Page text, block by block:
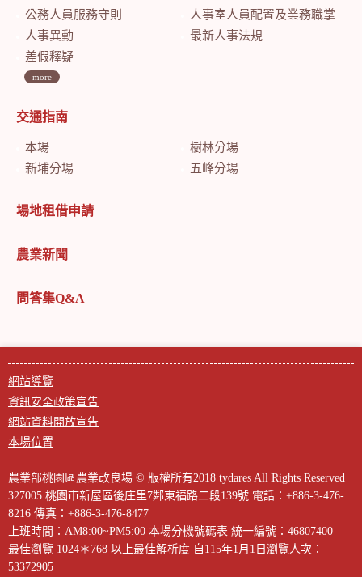
公務人員服務守則
人事室人員配置及業務職掌
人事異動
最新人事法規
差假釋疑
more
交通指南
本場
樹林分場
新埔分場
五峰分場
場地租借申請
農業新聞
問答集Q&A
網站導覽
資訊安全政策宣告
網站資料開放宣告
本場位置
農業部桃園區農業改良場 © 版權所有2018 tydares All Rights Reserved
327005 桃園市新屋區後庄里7鄰東福路二段139號 電話：+886-3-476-
8216 傳真：+886-3-476-8477
上班時間：AM8:00~PM5:00 本場分機號碼表 統一編號：46807400
最佳瀏覽 1024＊768 以上最佳解析度 自115年1月1日瀏覽人次：
53372905